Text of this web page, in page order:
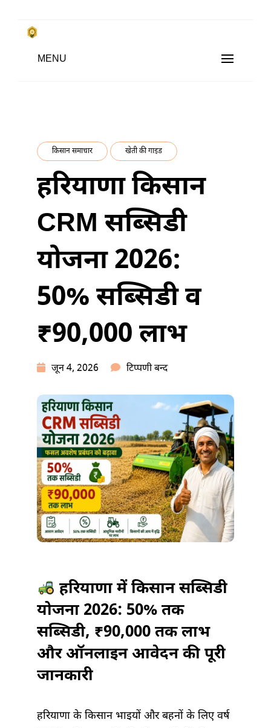
Skip
content
SUBSISTENCE FARMING
किसानों के साथ, किसानों के लिए
MENU
किसान समाचार खेती की गाइड
हरियाणा किसान
CRM सब्सिडी
योजना 2026:
50% सब्सिडी व
₹90,000 लाभ
जून 4, 2026 टिप्पणी बन्दहरियाणा
CRM
सब्सिडी
योजना
2026:
50%
सब्सिडी
व
₹90,000
लाभ
हरियाणा में किसान सब्सिडी
योजना 2026: 50% तक
सब्सिडी, ₹90,000 तक लाभ
और ऑनलाइन आवेदन की पूरी
जानकारी
हरियाणा के किसान भाइयों और बहनों के लिए वर्ष